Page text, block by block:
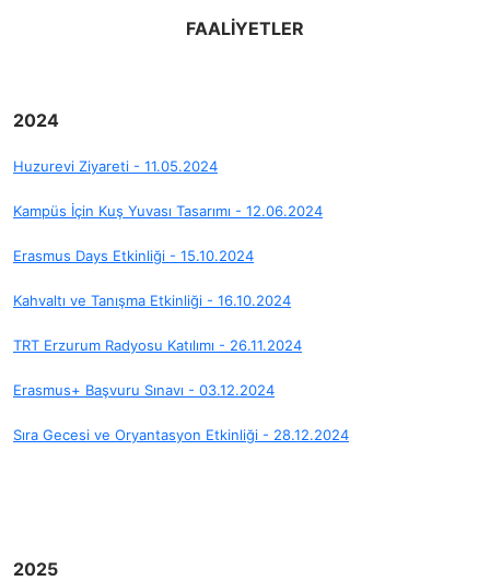
FAALİYETLER
2024
Huzurevi Ziyareti - 11.05.2024
Kampüs İçin Kuş Yuvası Tasarımı - 12.06.2024
Erasmus Days Etkinliği - 15.10.2024
Kahvaltı ve Tanışma Etkinliği - 16.10.2024
TRT Erzurum Radyosu Katılımı - 26.11.2024
Erasmus+ Başvuru Sınavı - 03.12.2024
Sıra Gecesi ve Oryantasyon Etkinliği - 28.12.2024
2025